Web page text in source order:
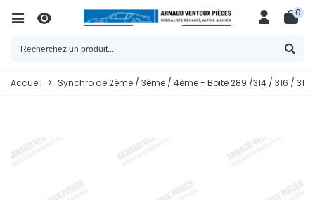
0
Accueil > Synchro de 2ème / 3ème / 4ème - Boite 289 /314 / 316 / 318